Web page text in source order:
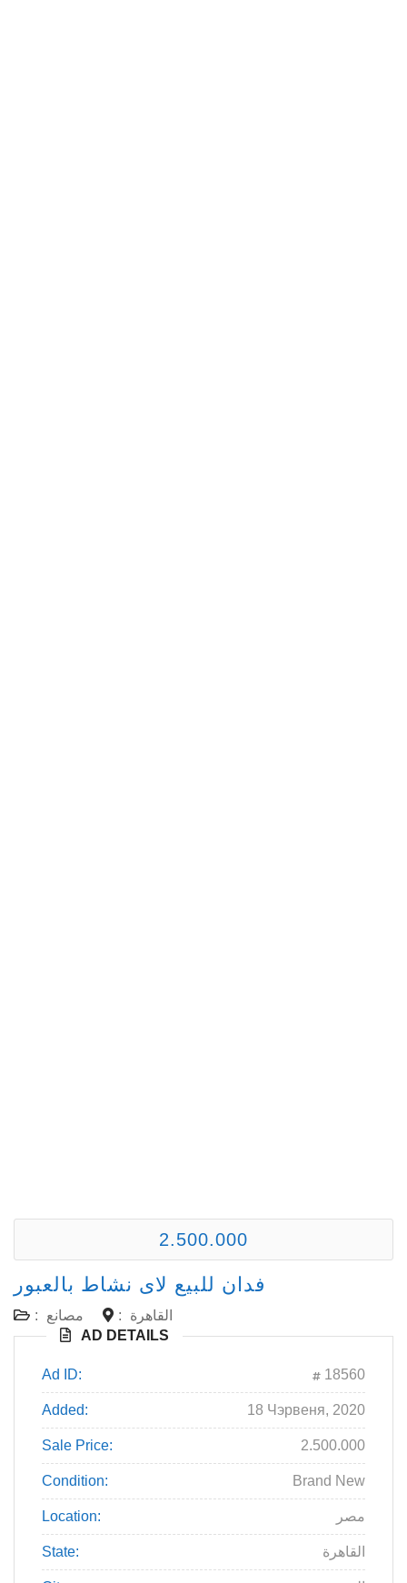
2.500.000
فدان للبيع لاى نشاط بالعبور
: مصانع :
القاهرة
AD DETAILS
Ad ID: 18560
Added: 18 Чэрвеня, 2020
Sale Price: 2.500.000
Condition: Brand New
Location: مصر
State: القاهرة